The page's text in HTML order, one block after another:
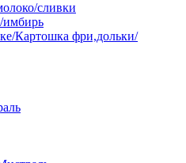
сливки
имбирь
Картошка фри,дольки/